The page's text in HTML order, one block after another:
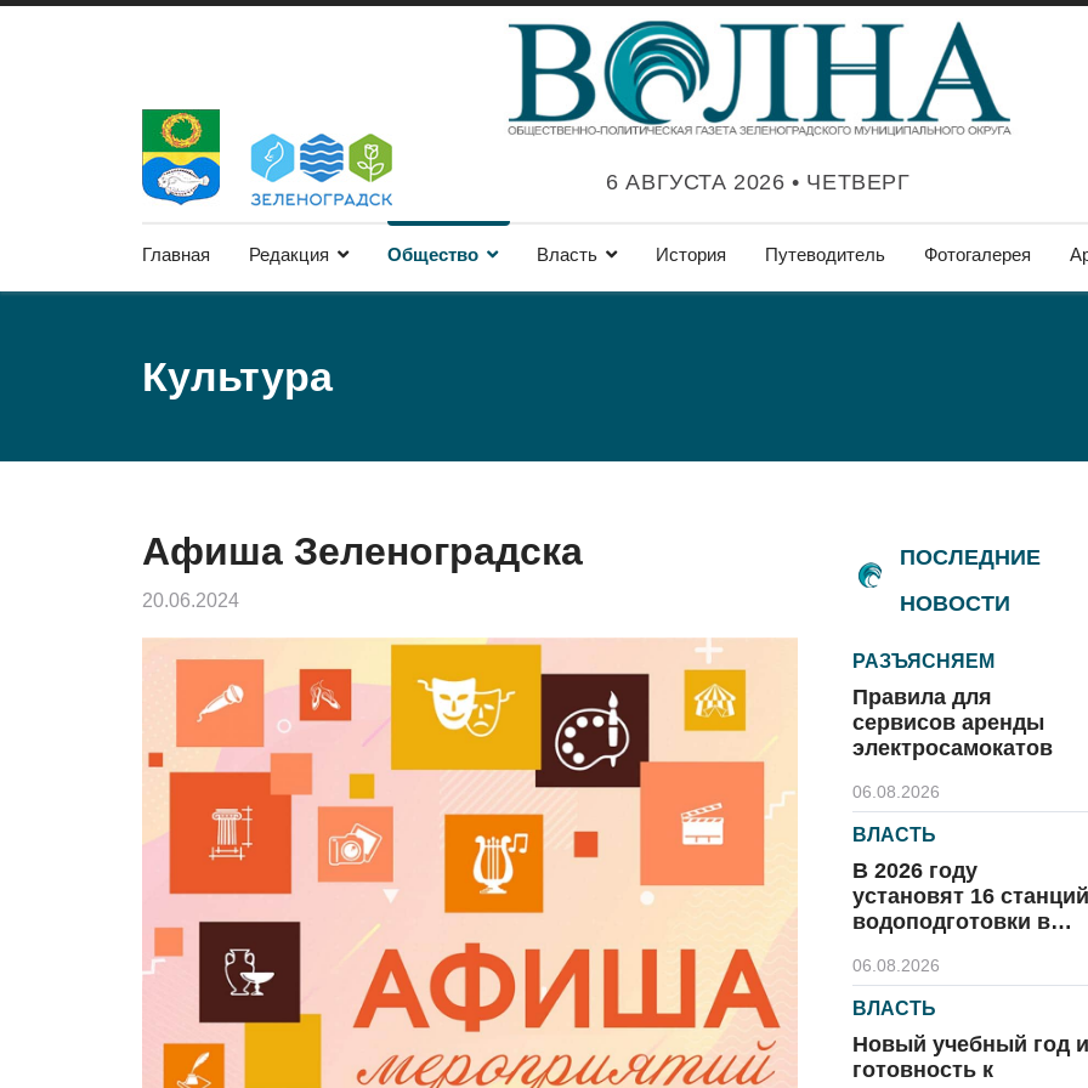
6 АВГУСТА 2026 • ЧЕТВЕРГ
Главная Редакция Общество Власть История Путеводитель Фотогалерея
Культура
Афиша Зеленоградска
20.06.2024
ПОСЛЕДНИЕ
НОВОСТИ
РАЗЪЯСНЯЕМ
Правила для
сервисов аренды
электросамокатов
06.08.2026
ВЛАСТЬ
В 2026 году
установят 16 станций
водоподготовки в
06.08.2026
ВЛАСТЬ
Новый учебный год и
готовность к